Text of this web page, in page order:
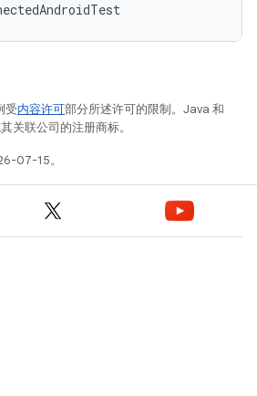
受内容许可部分所述许可的限制。Java 和
关联公司的注册商标。
07-15。